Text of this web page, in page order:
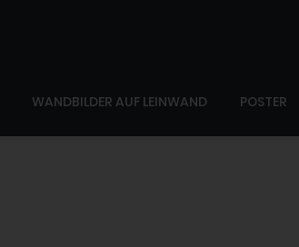
WANDBILDER AUF LEINWAND POSTER